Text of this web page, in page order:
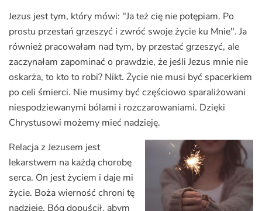
Jezus jest tym, który mówi: "Ja też cię nie potępiam. Po
prostu przestań grzeszyć i zwróć swoje życie ku Mnie". Ja
również pracowałam nad tym, by przestać grzeszyć, ale
zaczynałam zapominać o prawdzie, że jeśli Jezus mnie nie
oskarża, to kto to robi? Nikt. Życie nie musi być spacerkiem
po celi śmierci. Nie musimy być częściowo sparaliżowani
niespodziewanymi bólami i rozczarowaniami. Dzięki
Chrystusowi możemy mieć nadzieję.
Relacja z Jezusem jest
lekarstwem na każdą chorobę
serca. On jest życiem i daje mi
życie. Boża wierność chroni tę
nadzieję. Bóg dopuścił, abym